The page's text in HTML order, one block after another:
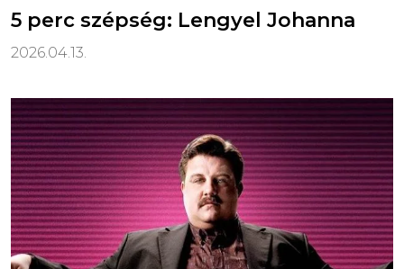
5 perc szépség: Lengyel Johanna
2026.04.13.